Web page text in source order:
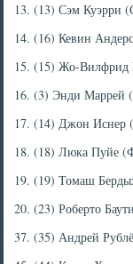
13. (13) Сэм
14. (16) Кевин
15. (15) Жо-
16. (3) Энди Маррей
17. (14) Джон
18. (18) Люка Пуйе
19. (19) Томаш
20. (23) Роберто
37. (35) Андрей